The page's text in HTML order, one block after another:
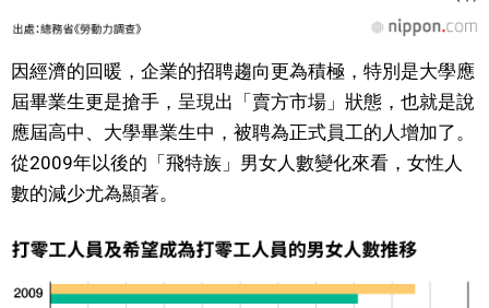
工作勞動
家庭
醫療健康
語言
因經濟的回暖，企業的招聘趨向更為積極，特別是大學應
屆畢業生更是搶手，呈現出「賣方市場」狀態，也就是說
應屆高中、大學畢業生中，被聘為正式員工的人增加了。
從2009年以後的「飛特族」男女人數變化來看，女性人
數的減少尤為顯著。